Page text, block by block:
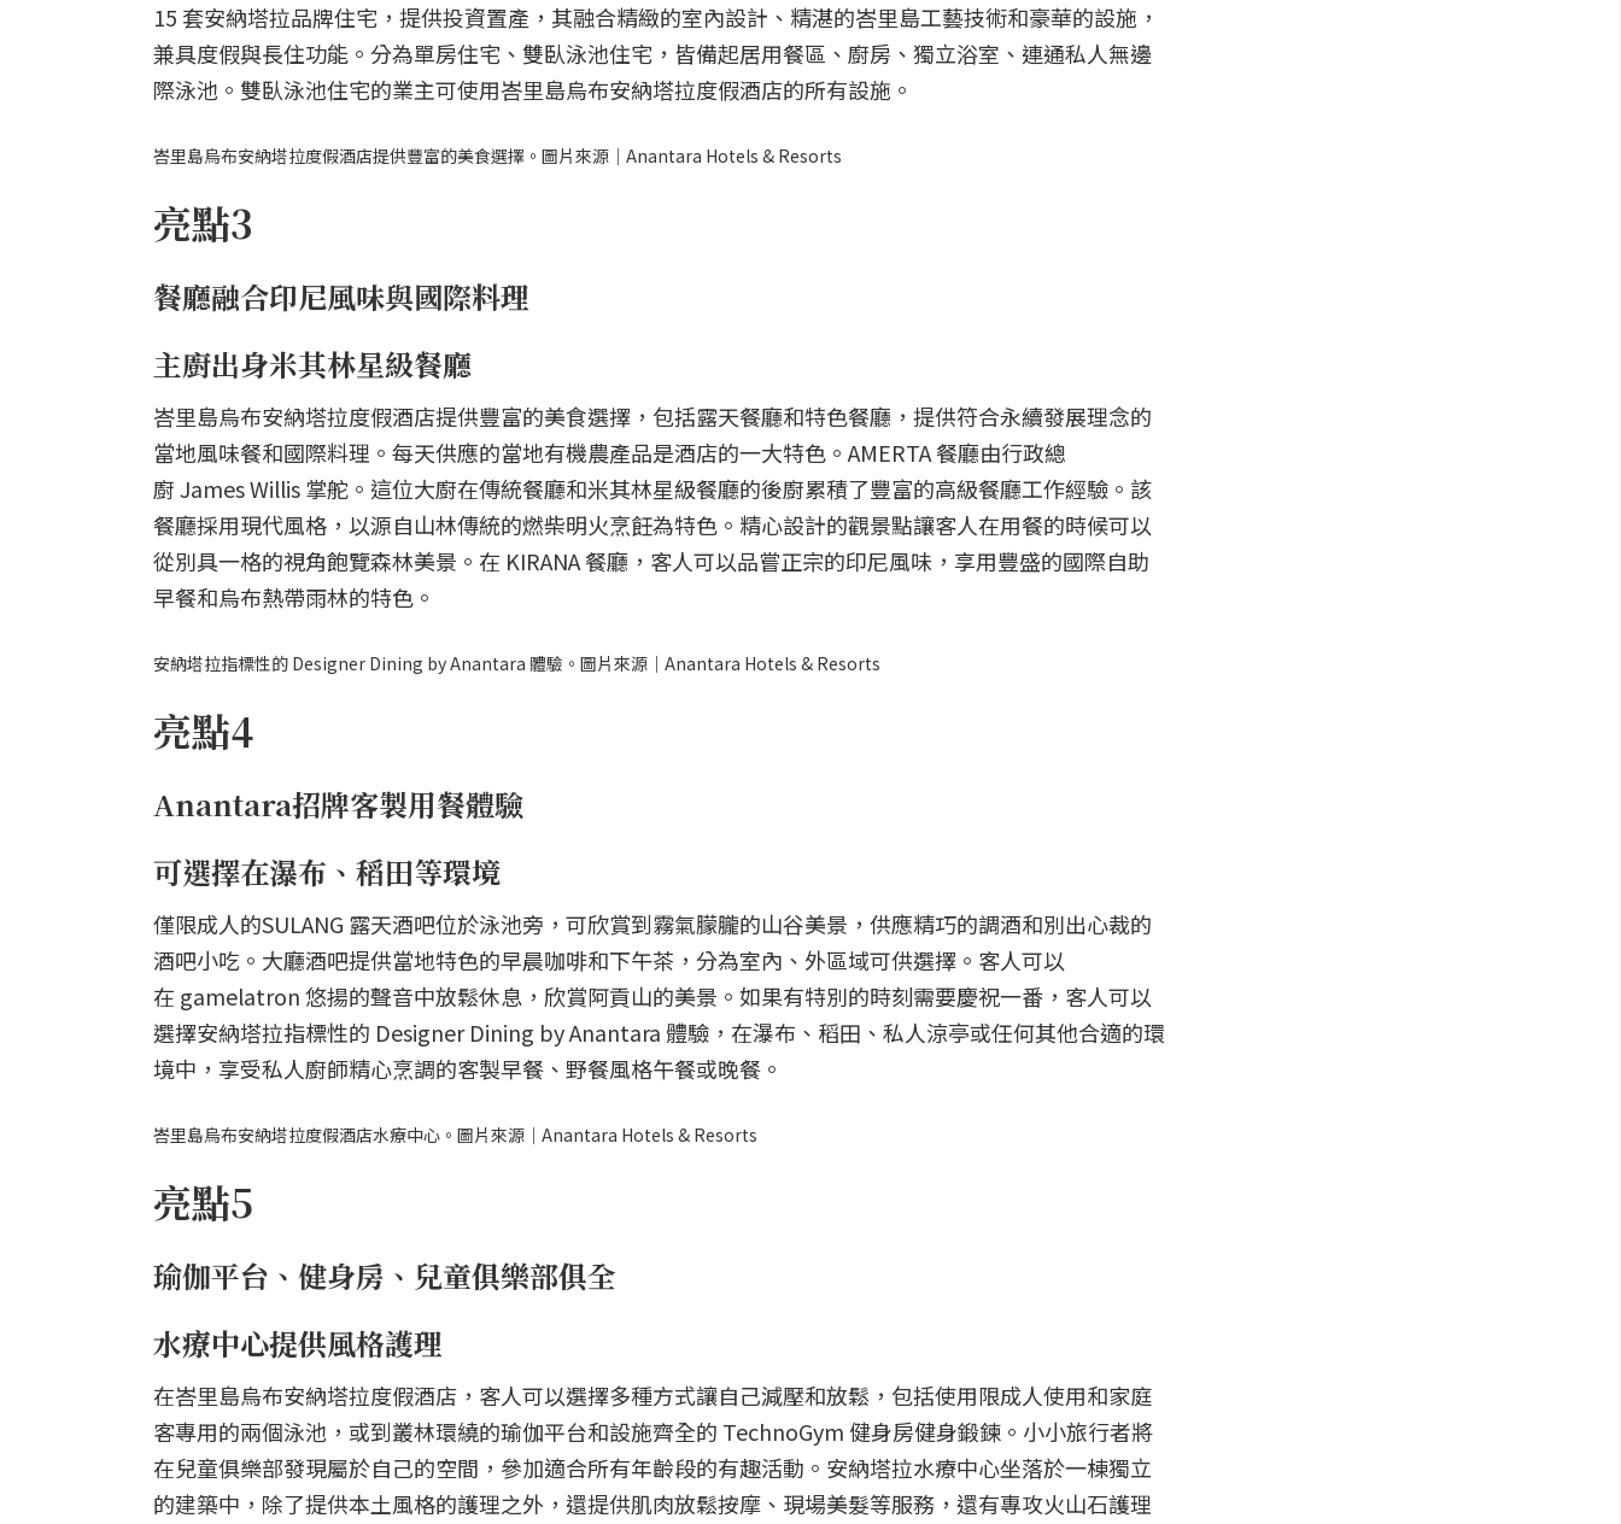
15 套安納塔拉品牌住宅，提供投資置產，其融合精緻的室內設計、精湛的峇里島工藝技術和豪華的設施，
兼具度假與長住功能。分為單房住宅、雙臥泳池住宅，皆備起居用餐區、廚房、獨立浴室、連通私人無邊
際泳池。雙臥泳池住宅的業主可使用峇里島烏布安納塔拉度假酒店的所有設施。
峇里島烏布安納塔拉度假酒店提供豐富的美食選擇。圖片來源｜Anantara Hotels & Resorts
亮點3
餐廳融合印尼風味與國際料理
主廚出身米其林星級餐廳
峇里島烏布安納塔拉度假酒店提供豐富的美食選擇，包括露天餐廳和特色餐廳，提供符合永續發展理念的
當地風味餐和國際料理。每天供應的當地有機農產品是酒店的一大特色。AMERTA 餐廳由行政總
廚 James Willis 掌舵。這位大廚在傳統餐廳和米其林星級餐廳的後廚累積了豐富的高級餐廳工作經驗。該
餐廳採用現代風格，以源自山林傳統的燃柴明火烹飪為特色。精心設計的觀景點讓客人在用餐的時候可以
從別具一格的視角飽覽森林美景。在 KIRANA 餐廳，客人可以品嘗正宗的印尼風味，享用豐盛的國際自助
早餐和烏布熱帶雨林的特色。
安納塔拉指標性的 Designer Dining by Anantara 體驗。圖片來源｜Anantara Hotels & Resorts
亮點4
Anantara招牌客製用餐體驗
可選擇在瀑布、稻田等環境
僅限成人的SULANG 露天酒吧位於泳池旁，可欣賞到霧氣朦朧的山谷美景，供應精巧的調酒和別出心裁的
酒吧小吃。大廳酒吧提供當地特色的早晨咖啡和下午茶，分為室內、外區域可供選擇。客人可以
在 gamelatron 悠揚的聲音中放鬆休息，欣賞阿貢山的美景。如果有特別的時刻需要慶祝一番，客人可以
選擇安納塔拉指標性的 Designer Dining by Anantara 體驗，在瀑布、稻田、私人涼亭或任何其他合適的環
境中，享受私人廚師精心烹調的客製早餐、野餐風格午餐或晚餐。
峇里島烏布安納塔拉度假酒店水療中心。圖片來源｜Anantara Hotels & Resorts
亮點5
瑜伽平台、健身房、兒童俱樂部俱全
水療中心提供風格護理
在峇里島烏布安納塔拉度假酒店，客人可以選擇多種方式讓自己減壓和放鬆，包括使用限成人使用和家庭
客專用的兩個泳池，或到叢林環繞的瑜伽平台和設施齊全的 TechnoGym 健身房健身鍛鍊。小小旅行者將
在兒童俱樂部發現屬於自己的空間，參加適合所有年齡段的有趣活動。安納塔拉水療中心坐落於一棟獨立
的建築中，除了提供本土風格的護理之外，還提供肌肉放鬆按摩、現場美髮等服務，還有專攻火山石護理